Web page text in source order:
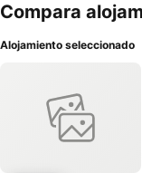
agua dulce y
Troya te ofrece el
Todo Incluido. Situado
Costa Adeje, que es
de Tenerife Sur, el
Compara
Alojamiento seleccionado